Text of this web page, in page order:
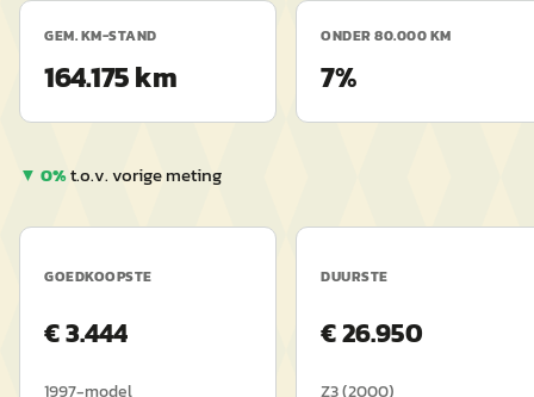
GEM. KM-STAND
164.175 km
ONDER 80.000 KM
7%
▼ 0%t.o.v. vorige meting
GOEDKOOPSTE
€3.444
1997-model
DUURSTE
€26.950
Z3(2000)